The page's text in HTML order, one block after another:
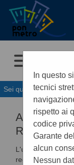
Sei qui: Home»
In questo
tecnici
rispetto ai
codice
Garante
alcun
Nessun
ACCESSO
L'utilizzo della
registrazione